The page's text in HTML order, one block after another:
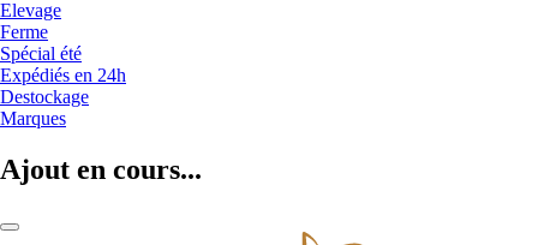
Elevage
Ferme
Spécial été
Expédiés en 24h
Destockage
Marques
Ajout en cours...